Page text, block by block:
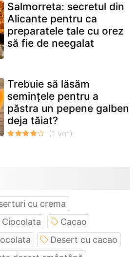
Salmorreta: secretul din
Alicante pentru ca
preparatele tale cu orez
să fie de neegalat
Trebuie să lăsăm
semințele pentru a
păstra un pepene galben
deja tăiat?
cu crema
Ciocolata
Cacao
Desert cu cacao